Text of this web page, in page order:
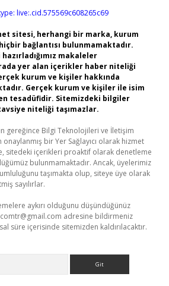
live:.cid.575569c608265c69
sitesi, herhangi bir marka, kurum
bağlantısı bulunmamaktadır.
makaleler
yer alan içerikler haber niteliği
kurum ve kişiler hakkında
Gerçek kurum ve kişiler ile isim
tesadüfidir. Sitemizdeki bilgiler
niteliği taşımazlar.
gereğince Bilgi Teknolojileri ve İletişim
onaylanmış bir Yer Sağlayıcı olarak hizmet
sitedeki içerikleri proaktif olarak denetleme
bulunmamaktadır. Ancak, üyelerimiz
taşımakta olup, siteye üye olarak
sayılırlar.
aykırı olduğunu düşündüğünüz
adresine bildirmeniz
süre içerisinde sitemizden kaldırılacaktır.